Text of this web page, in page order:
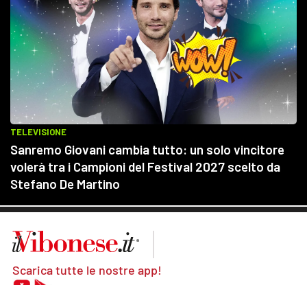
Scarica tutte le nostre app!